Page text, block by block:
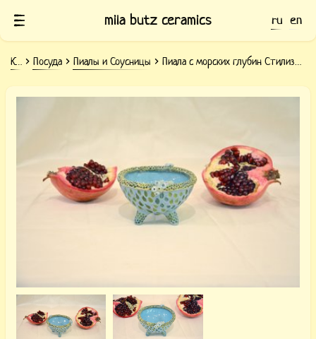
mila butz ceramics ru en
Керамика Посуда Пиалы и Соусницы Пиала с морских глубин Стилизация рифа